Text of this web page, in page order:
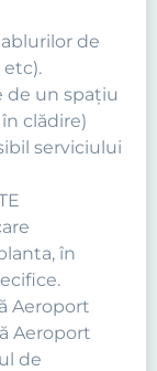
de
etc).
de un spaţiu
clădire)
serviciului
în
Aeroport
Aeroport
de